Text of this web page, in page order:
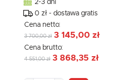
2-3 dni
0 zł - dostawa gratis
Cena netto:
3 700,00 zł 3 145,00 zł
Cena brutto:
4 551,00 zł 3 868,35 zł